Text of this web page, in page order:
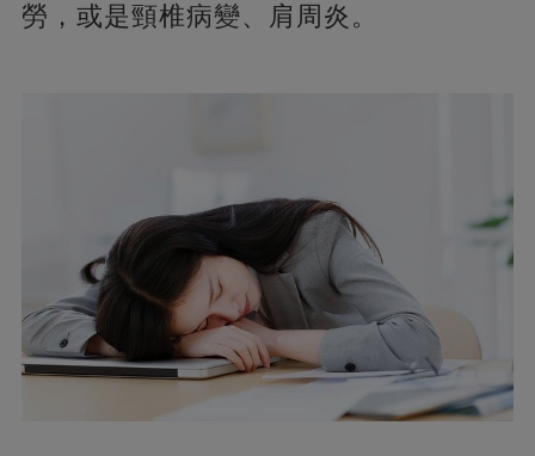
勞，或是頸椎病變、肩周炎。